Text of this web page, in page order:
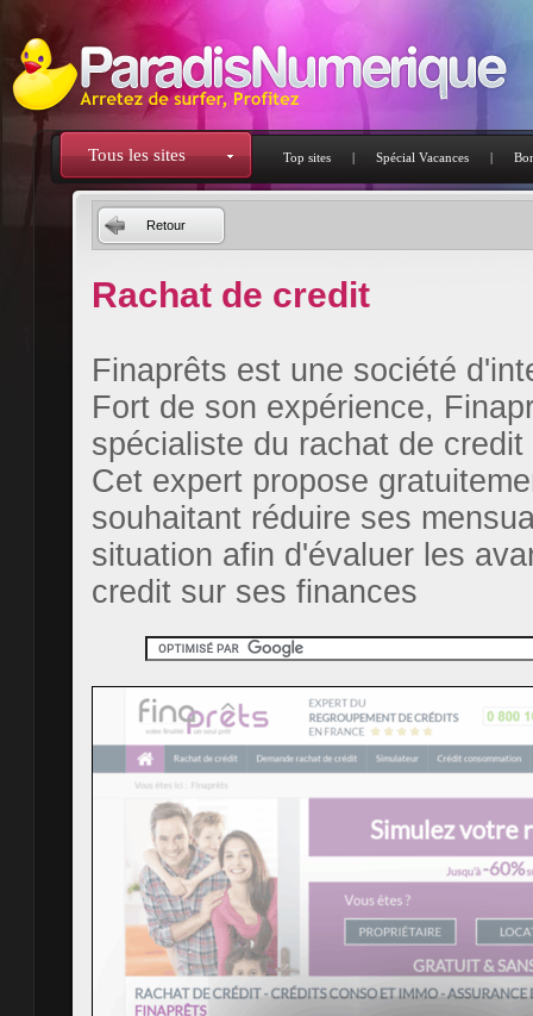
Tous les sites Top sites | Spécial Vacances |
Retour
Rachat de credit
Finaprêts est une société
Fort de son expérience,
spécialiste du rachat de
Cet expert propose
souhaitant réduire ses
situation afin d'évaluer les
credit sur ses finances